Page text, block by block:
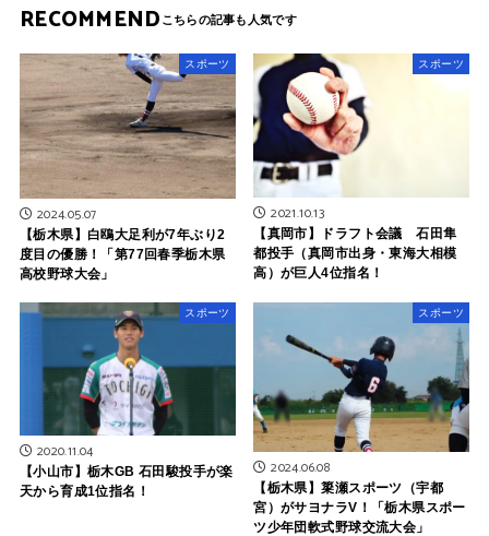
RECOMMEND
スポーツ
2024.05.07
【栃木県】白鴎大足利が7年ぶり2
度目の優勝！「第77回春季栃木県
高校野球大会」
スポーツ
2021.10.13
【真岡市】ドラフト会議 石田隼
都投手（真岡市出身・東海大相模
高）が巨人4位指名！
スポーツ
2020.11.04
【小山市】栃木GB 石田駿投手が楽
天から育成1位指名！
スポーツ
2024.06.08
【栃木県】簗瀬スポーツ（宇都
宮）がサヨナラV！「栃木県スポー
ツ少年団軟式野球交流大会」